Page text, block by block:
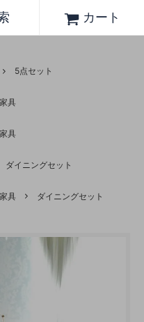
カート
5点セット
具
具
ダイニングセット
具 ダイニングセット